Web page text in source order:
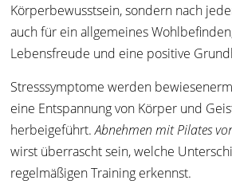
Körperbewusstsein, sondern nach
auch für ein allgemeines
Lebensfreude und eine positive
Stresssymptome werden
eine Entspannung von Körper und
herbeigeführt.Abnehmen mit Pilates
wirst überrascht sein, welche
regelmäßigen Training erkennst.